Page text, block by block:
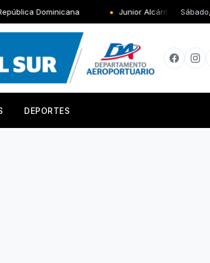
Junior Alcántara le da oro al país en los
DEPORTES